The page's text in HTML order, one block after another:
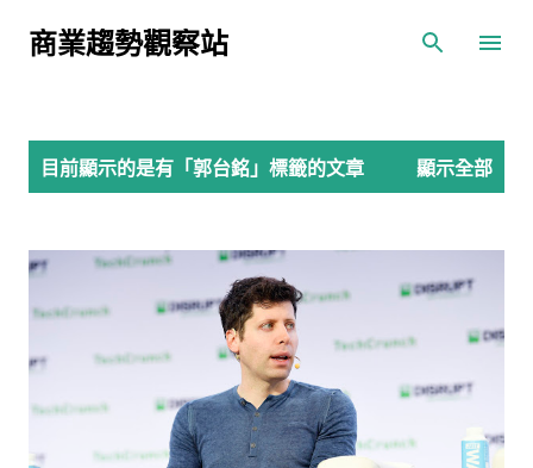
跳到主要內容
商業趨勢觀察站
目前顯示的是有「郭台銘」標籤的文章 顯示全部